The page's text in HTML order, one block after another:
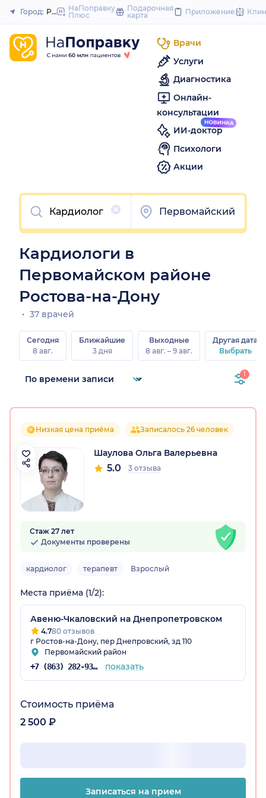
to
Закрыть
Город: Ростов-на-Дону
НаПоправку
Плюс
Подарочная
карта
Приложение
Врачи
Услуги
Диагностика
Онлайн-
консультации
ИИ-доктор
Психологи
Акции
Очистить
Первомайский
Кардиологи в
Первомайском районе
Ростова-на-Дону
37 врачей
Сегодня
8 авг.
Ближайшие
3 дня
Выходные
8 авг. – 9 авг.
Другая дата
Выбрать
1
Низкая цена приёма Записалось 26 человек
Шаулова Ольга Валерьевна
5.0 3 отзыва
Стаж 27 лет
Документы проверены
кардиолог терапевт Взрослый
Места приёма (1/2):
Авеню-Чкаловский на Днепропетровском
4.780 отзывов
г Ростов-на-Дону, пер Днепровский, зд 110
Первомайский район
+7 (863) 282-93-77 показать
Стоимость приёма
2 500 ₽
Записаться на прием